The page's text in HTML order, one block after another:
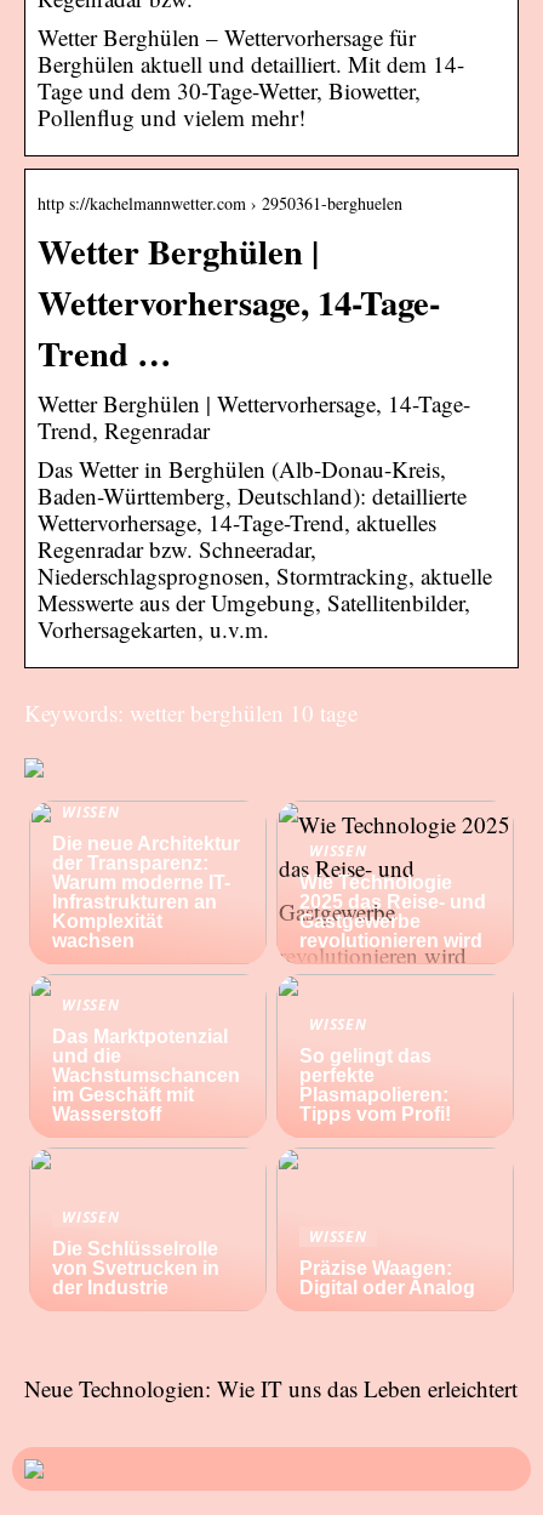
Wetter Berghülen – Wettervorhersage für
Berghülen aktuell und detailliert. Mit dem 14-
Tage und dem 30-Tage-Wetter, Biowetter,
Pollenflug und vielem mehr!
http s://kachelmannwetter.com › 2950361-berghuelen
Wetter Berghülen |
Wettervorhersage, 14-Tage-
Trend …
Wetter Berghülen | Wettervorhersage, 14-Tage-
Trend, Regenradar
Das Wetter in Berghülen (Alb-Donau-Kreis,
Baden-Württemberg, Deutschland): detaillierte
Wettervorhersage, 14-Tage-Trend, aktuelles
Regenradar bzw. Schneeradar,
Niederschlagsprognosen, Stormtracking, aktuelle
Messwerte aus der Umgebung, Satellitenbilder,
Vorhersagekarten, u.v.m.
Keywords: wetter berghülen 10 tage
WISSEN
Die neue Architektur
der Transparenz:
Warum moderne IT-
Infrastrukturen an
Komplexität
wachsen
WISSEN
Wie Technologie
2025 das Reise- und
Gastgewerbe
revolutionieren wird
WISSEN
Das Marktpotenzial
und die
Wachstumschancen
im Geschäft mit
Wasserstoff
WISSEN
So gelingt das
perfekte
Plasmapolieren:
Tipps vom Profi!
WISSEN
Die Schlüsselrolle
von Svetrucken in
der Industrie
WISSEN
Präzise Waagen:
Digital oder Analog
Neue Technologien: Wie IT uns das Leben erleichtert